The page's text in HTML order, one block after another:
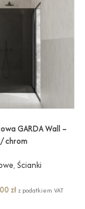
GARDA Wall –
chrom
, Ścianki
zł z podatkiem VAT